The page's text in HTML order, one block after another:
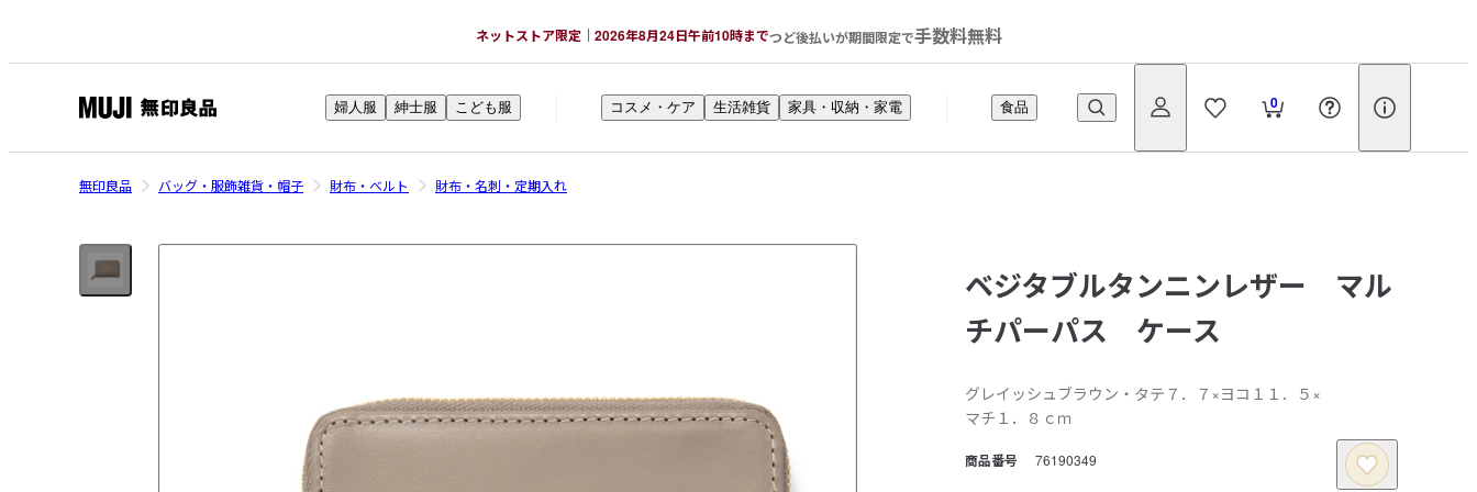
ネットストア限定｜2026年8月24日午前10時までつど後払いが期間限定で手数料無料
印
良
ネ
ッ
ト
0
婦人服 紳士服 こども服 コスメ・ケア 生活雑貨 家具・収納・家電 食品
無印良品 バッグ・服飾雑貨・帽子 財布・ベルト 財布・名刺・定期入れ
ベジタブルタンニンレザー マル
チパーパス ケース
グレイッシュブラウン・タテ７．７×ヨコ１１．５×
マチ１．８ｃｍ
商品番号 76190349